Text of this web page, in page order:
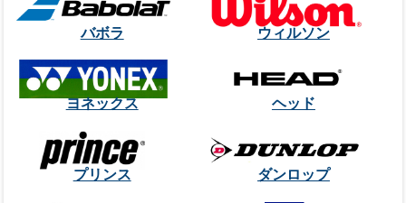
バボラ ウィルソン
ヨネックス ヘッド
プリンス ダンロップ